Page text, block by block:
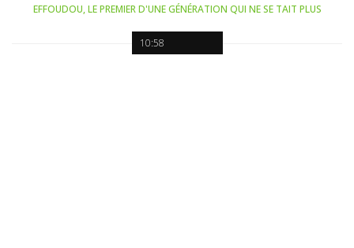
10:58
EFFOUDOU, LE PREMIER D'UNE GÉNÉRATION QUI NE SE TAIT PLUS